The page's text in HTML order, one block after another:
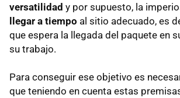
versatilidad y por supuesto, la
llegar a tiempo al sitio adecuado, es
que espera la llegada del paquete en
su trabajo.
Para conseguir ese objetivo es
que teniendo en cuenta estas